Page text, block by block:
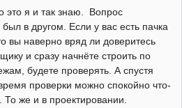
это я и так знаю. Вопрос
был в другом. Если у вас есть пачка
вы наверно вряд ли доверитесь
и сразу начнёте строить по
будете проверять. А спустя
проверки можно спокойно что-
То же и в проектировании.